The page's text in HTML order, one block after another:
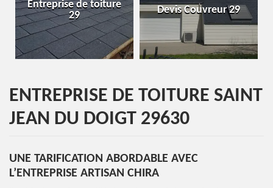
Devis Couvreur 29
ravalement de façade
29
ENTREPRISE DE TOITURE SAINT
JEAN DU DOIGT 29630
UNE TARIFICATION ABORDABLE AVEC
L’ENTREPRISE ARTISAN CHIRA